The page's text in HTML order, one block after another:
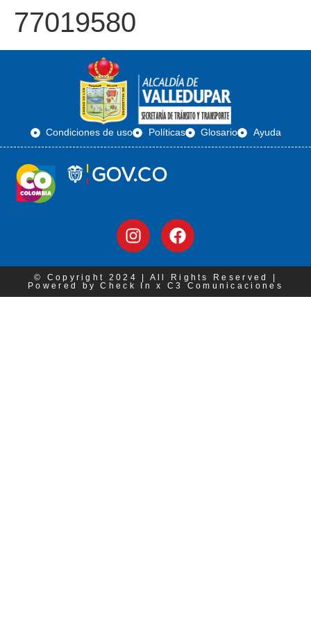
77019580
Condiciones de uso Políticas Glosario Ayuda
© Copyright 2024 | All Rights Reserved |
Powered by Check In x C3 Comunicaciones